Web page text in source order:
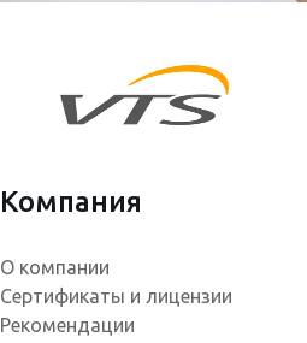
Компания
О компании
Сертификаты и лицензии
Рекомендации